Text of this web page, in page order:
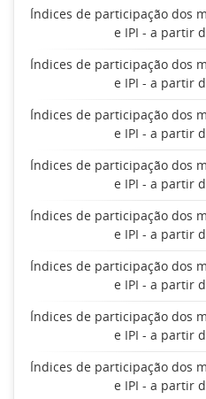
Índices de participação dos
e IPI - a partir
Índices de participação dos
e IPI - a partir
Índices de participação dos
e IPI - a partir
Índices de participação dos
e IPI - a partir
Índices de participação dos
e IPI - a partir
Índices de participação dos
e IPI - a partir
Índices de participação dos
e IPI - a partir
Índices de participação dos
e IPI - a partir